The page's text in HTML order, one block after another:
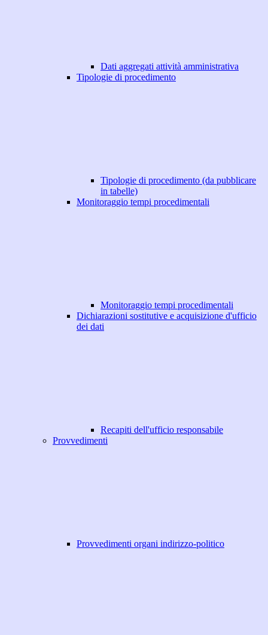
Dati aggregati attività amministrativa
Tipologie di procedimento
Tipologie di procedimento (da pubblicare
in tabelle)
Monitoraggio tempi procedimentali
Monitoraggio tempi procedimentali
Dichiarazioni sostitutive e acquisizione d'ufficio
dei dati
Recapiti dell'ufficio responsabile
Provvedimenti
Provvedimenti organi indirizzo-politico